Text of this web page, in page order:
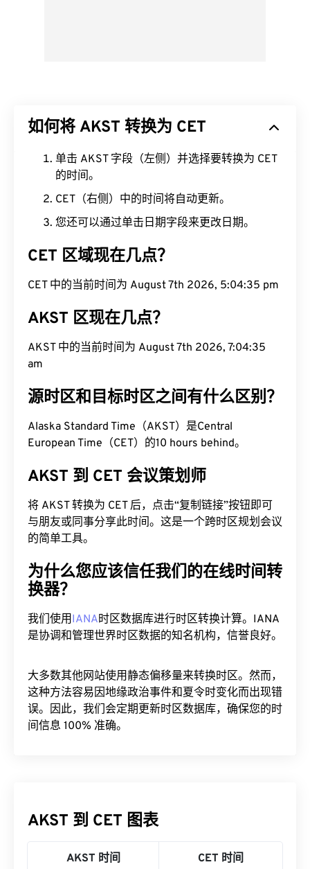
如何将 AKST 转换为 CET
单击 AKST 字段（左侧）并选择要转换为 CET
的时间。
CET（右侧）中的时间将自动更新。
您还可以通过单击日期字段来更改日期。
CET 区域现在几点？
CET 中的当前时间为 August 7th 2026, 5:04:36 pm
AKST 区现在几点？
AKST 中的当前时间为 August 7th 2026, 7:04:36
am
源时区和目标时区之间有什么区别？
Alaska Standard Time（AKST）是Central
European Time（CET）的10 hours behind。
AKST 到 CET 会议策划师
将 AKST 转换为 CET 后，点击“复制链接”按钮即可
与朋友或同事分享此时间。这是一个跨时区规划会议
的简单工具。
为什么您应该信任我们的在线时间转
换器？
我们使用IANA时区数据库进行时区转换计算。IANA
是协调和管理世界时区数据的知名机构，信誉良好。
大多数其他网站使用静态偏移量来转换时区。然而，
这种方法容易因地缘政治事件和夏令时变化而出现错
误。因此，我们会定期更新时区数据库，确保您的时
间信息 100% 准确。
AKST 到 CET 图表
AKST 时间 CET 时间